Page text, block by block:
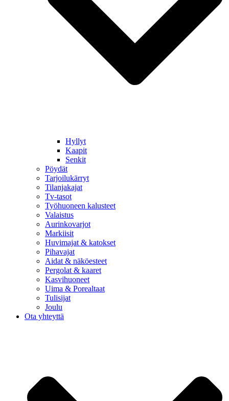
Hyllyt
Kaapit
Senkit
Pöydät
Tarjoilukärryt
Tilanjakajat
Tv-tasot
Työhuoneen kalusteet
Valaistus
Aurinkovarjot
Markiisit
Huvimajat & katokset
Pihavajat
Aidat & näköesteet
Pergolat & kaaret
Kasvihuoneet
Uima & Porealtaat
Tulisijat
Joulu
Ota yhteyttä